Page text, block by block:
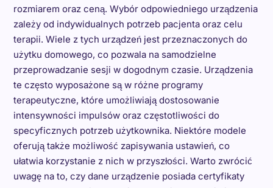
rozmiarem oraz ceną. Wybór odpowiedniego urządzenia
zależy od indywidualnych potrzeb pacjenta oraz celu
terapii. Wiele z tych urządzeń jest przeznaczonych do
użytku domowego, co pozwala na samodzielne
przeprowadzanie sesji w dogodnym czasie. Urządzenia
te często wyposażone są w różne programy
terapeutyczne, które umożliwiają dostosowanie
intensywności impulsów oraz częstotliwości do
specyficznych potrzeb użytkownika. Niektóre modele
oferują także możliwość zapisywania ustawień, co
ułatwia korzystanie z nich w przyszłości. Warto zwrócić
uwagę na to, czy dane urządzenie posiada certyfikaty